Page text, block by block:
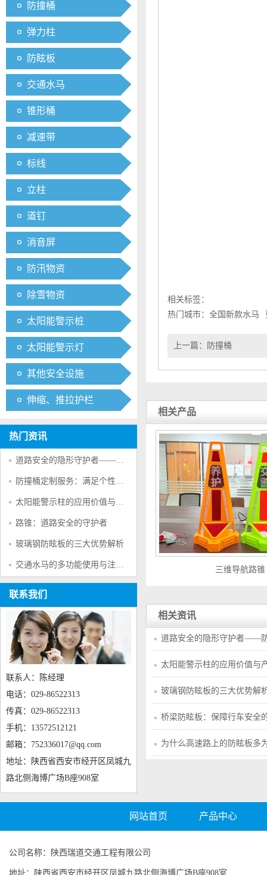
防撞桶
弹力柱
防眩板
交通水马
锥形桶
减速带
标线
立柱
道钉
消音屏
防汛物资
除雪物资
太阳能警示桩
太阳能警示灯
其他安全设施
伸缩、推拉护栏
热门资讯
道路安全的隐形守护者——防撞桶的多重防护作用
防撞桶定制服务：满足个性化交通安全需求的创新方案
太阳能警示柱的应用价值与产品特点
路锥：道路安全的守护者
玻璃钢防眩板的三大优势解析
交通水马的多功能使用与注意事项
联系我们
联系人：陈经理
电话：029-86522313
传真：029-86522313
手机：13572512121
邮箱：752336017@qq.com
地址：陕西省西安市经开区凤城九
路北侧海博广场B座908室
相关标签：
热门城市： 全国新款水马
上一篇： 防撞桶
相关产品
三维导航路锥
相关资讯
道路安全的隐形守护者——
太阳能警示柱的应用价值与
玻璃钢防眩板的三大优势解
桥梁防眩板：保障行车安全
为什么高速路上的防眩板多
网站首页 产品中心
公司名称：陕西瑞道交通工程有限公司
地址：陕西省西安市经开区凤城九路北侧海博广场B座908室